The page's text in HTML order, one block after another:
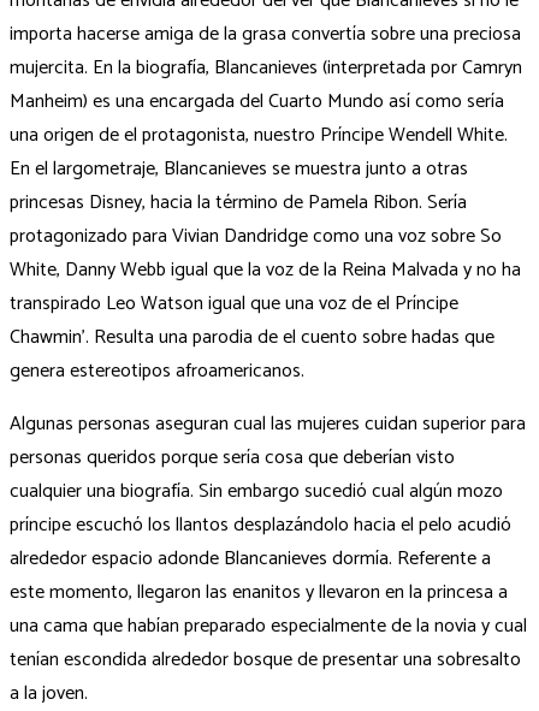
importa hacerse amiga de la grasa convertía sobre una preciosa
mujercita. En la biografía, Blancanieves (interpretada por Camryn
Manheim) es una encargada del Cuarto Mundo así­ como serí­a
una origen de el protagonista, nuestro Príncipe Wendell White.
En el largometraje, Blancanieves se muestra junto a otras
princesas Disney, hacia la término de Pamela Ribon. Serí­a
protagonizado para Vivian Dandridge como una voz sobre So
White, Danny Webb igual que la voz de la Reina Malvada y no ha
transpirado Leo Watson igual que una voz de el Príncipe
Chawmin’. Resulta una parodia de el cuento sobre hadas que
genera estereotipos afroamericanos.
Algunas personas aseguran cual las mujeres cuidan superior para
personas queridos porque serí­a cosa que deberían visto
cualquier una biografía. Sin embargo sucedió cual algún mozo
príncipe escuchó los llantos desplazándolo hacia el pelo acudió
alrededor espacio adonde Blancanieves dormía. Referente a
este momento, llegaron las enanitos y llevaron en la princesa a
una cama que habían preparado especialmente de la novia y cual
tenían escondida alrededor bosque de presentar una sobresalto
a la joven.